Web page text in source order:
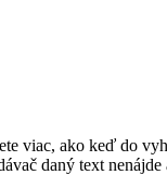
viac, ako keď do
daný text nenájde